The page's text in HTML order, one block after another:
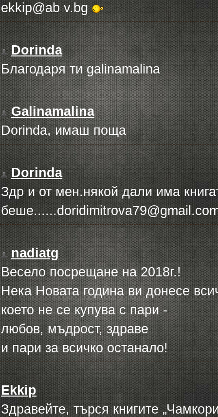
ekkip@ab v.bg
Dorinda
Благодаря ти galinamalina
Galinamalina
Dorinda, имаш поща
Dorinda
Здр и от мен.някой дали има
nadiatg
Весело посрещане на 2018г.!
Нека Новата година ви донесе
което не се купува с пари -
любов, мъдрост, здраве
и пари за всичко останало!
Ekkip
Здравейте, търся книгите